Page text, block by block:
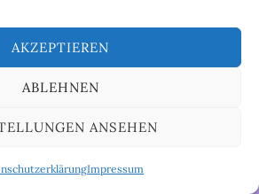
AKZEPTIEREN
ABLEHNEN
ANSEHEN
Impressum